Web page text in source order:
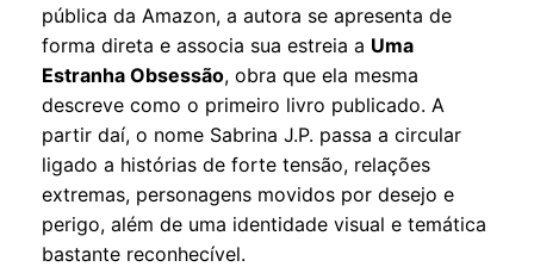
pública da Amazon, a autora se apresenta de
forma direta e associa sua estreia a Uma
Estranha Obsessão, obra que ela mesma
descreve como o primeiro livro publicado. A
partir daí, o nome Sabrina J.P. passa a circular
ligado a histórias de forte tensão, relações
extremas, personagens movidos por desejo e
perigo, além de uma identidade visual e temática
bastante reconhecível.